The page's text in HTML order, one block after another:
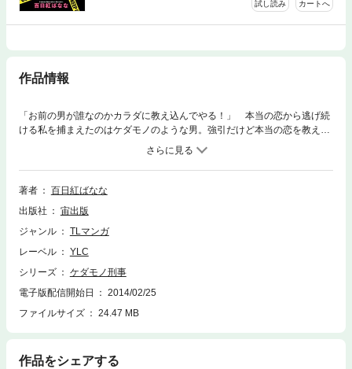
試し読み カートへ
作品情報
「お前の男が誰なのかカラダに教え込んでやる！」 本当の恋から逃げ続
ける私を捕まえたのはケダモノのような男。強引だけど本当の恋を教えて
くれる彼に身も心もヤラレっぱなし！もう、獰猛な瞳から逃れられない…
けれど私の周囲に事件のニオイが！？ イケメンにスゴ腕のＨテクを教
えこまれちゃう『恋愛修行』シリーズも同時収録！！
著者
百日紅ばなな
出版社
宙出版
ジャンル
TLマンガ
レーベル
YLC
シリーズ
ケダモノ刑事
電子版配信開始日
2014/02/25
ファイルサイズ
24.47 MB
作品をシェアする